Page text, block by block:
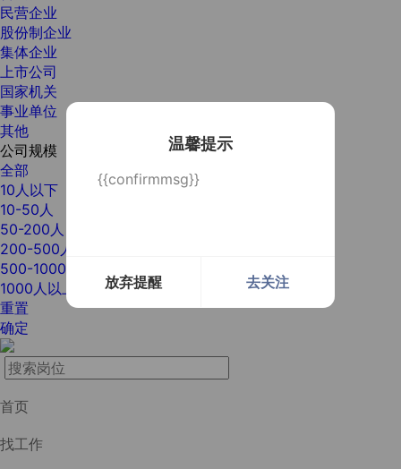
温馨提示
{{confirmmsg}}
放弃提醒 去关注
民营企业
股份制企业
集体企业
上市公司
国家机关
事业单位
其他
公司规模
全部
10人以下
10-50人
50-200人
200-500人
500-1000人
1000人以上
重置
确定
首页
找工作